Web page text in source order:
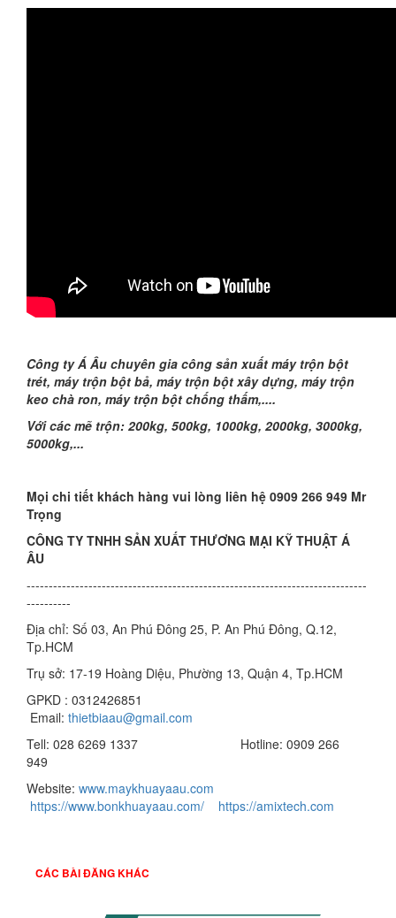
Công ty Á Âu chuyên gia công sản xuất máy trộn bột
trét, máy trộn bột bả, máy trộn bột xây dựng, máy trộn
keo chà ron, máy trộn bột chống thấm,....
Với các mẽ trộn: 200kg, 500kg, 1000kg, 2000kg, 3000kg,
5000kg,...
Mọi chi tiết khách hàng vui lòng liên hệ 0909 266 949 Mr
Trọng
CÔNG TY TNHH SẢN XUẤT THƯƠNG MẠI KỸ THUẬT Á
ÂU
-----------------------------------------------------------------------------
----------
Địa chỉ: Số 03, An Phú Đông 25, P. An Phú Đông, Q.12,
Tp.HCM
Trụ sở: 17-19 Hoàng Diệu, Phường 13, Quận 4, Tp.HCM
GPKD : 0312426851
Email: thietbiaau@gmail.com
Tell: 028 6269 1337 Hotline: 0909 266
949
Website: www.maykhuayaau.com
https://www.bonkhuayaau.com/
https://amixtech.com
CÁC BÀI ĐĂNG KHÁC